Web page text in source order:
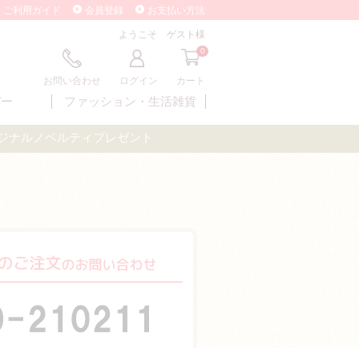
ご利用ガイド 会員登録 お支払い方法
ようこそ ゲスト様
お問い合わせ ログイン
0
カート
ファッション・ 生活雑貨
ナルノベルティプレゼント